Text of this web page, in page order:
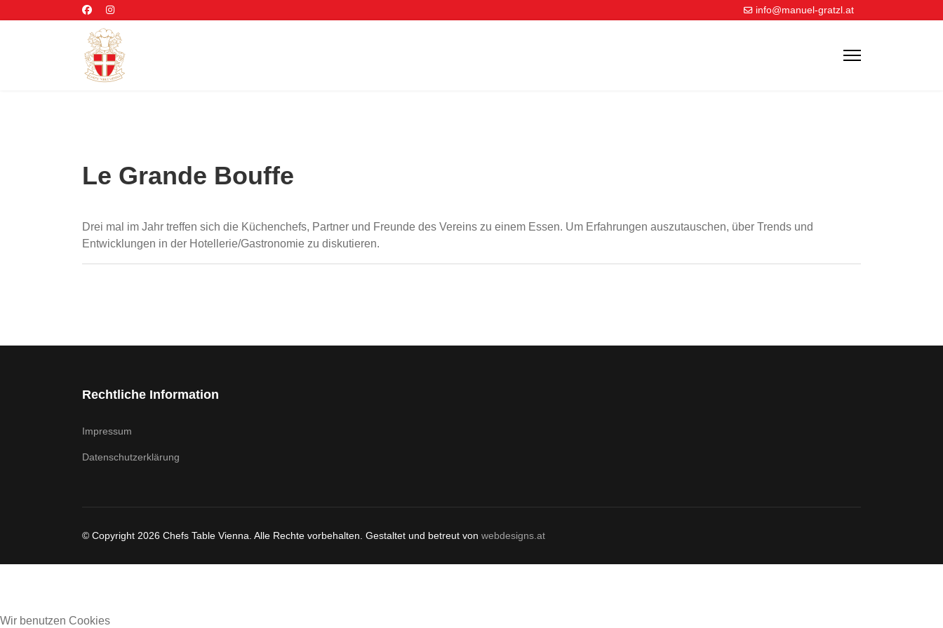
info@manuel-gratzl.at
Le Grande Bouffe
Drei mal im Jahr treffen sich die Küchenchefs, Partner und Freunde des Vereins zu einem Essen. Um Erfahrungen auszutauschen, über Trends und
Entwicklungen in der Hotellerie/Gastronomie zu diskutieren.
Rechtliche Information
Impressum
Datenschutzerklärung
© Copyright 2026 Chefs Table Vienna. Alle Rechte vorbehalten. Gestaltet und betreut von webdesigns.at
Wir benutzen Cookies